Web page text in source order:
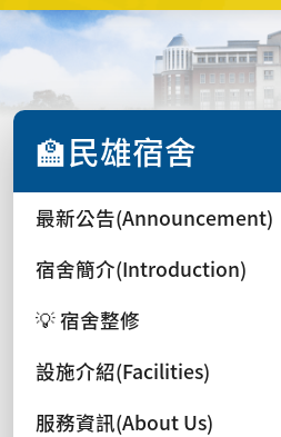
🏫民雄宿舍
最新公告(Announcement)
宿舍簡介(Introduction)
💡 宿舍整修
設施介紹(Facilities)
服務資訊(About Us)